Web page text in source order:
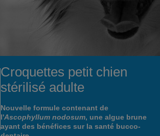
Croquettes petit chien
stérilisé adulte
Nouvelle formule contenant de
l'Ascophyllum nodosum, une algue brune
ayant des bénéfices sur la santé bucco-